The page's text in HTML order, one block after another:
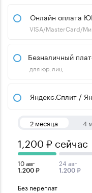
Онлайн оплата
VISA/MasterCard/
Безналичный
для юр.лиц
Яндекс.Сплит /
2 месяца 4
1,200 ₽ сейчас
10 авг
1,200 ₽
24 авг
1,200 ₽
Без переплат